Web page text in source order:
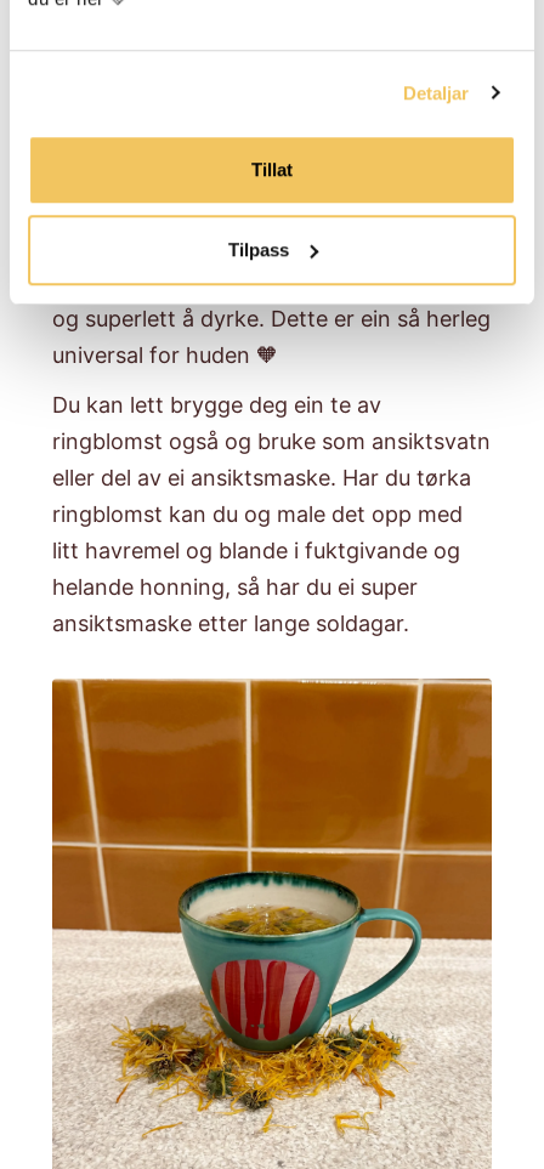
Detaljar
Tillat
Tilpass
Ringblomst!
Knalloransje tusenkunstnar, humørspreder
og superlett å dyrke. Dette er ein så herleg
universal for huden 🧡
​Du kan lett brygge deg ein te av
ringblomst også og bruke som ansiktsvatn
eller del av ei ansiktsmaske. Har du tørka
ringblomst kan du og male det opp med
litt havremel og blande i fuktgivande og
helande honning, så har du ei super
ansiktsmaske etter lange soldagar.